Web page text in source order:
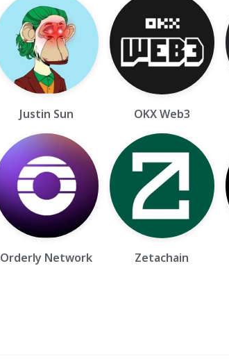
Justin Sun OKX Web3
Orderly Network Zetachain